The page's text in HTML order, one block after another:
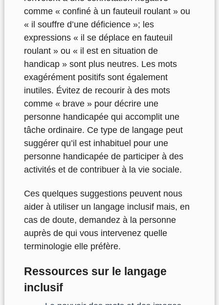
comme « confiné à un fauteuil roulant » ou
« il souffre d’une déficience »; les
expressions « il se déplace en fauteuil
roulant » ou « il est en situation de
handicap » sont plus neutres. Les mots
exagérément positifs sont également
inutiles. Évitez de recourir à des mots
comme « brave » pour décrire une
personne handicapée qui accomplit une
tâche ordinaire. Ce type de langage peut
suggérer qu’il est inhabituel pour une
personne handicapée de participer à des
activités et de contribuer à la vie sociale.
Ces quelques suggestions peuvent nous
aider à utiliser un langage inclusif mais, en
cas de doute, demandez à la personne
auprès de qui vous intervenez quelle
terminologie elle préfère.
Ressources sur le langage
inclusif